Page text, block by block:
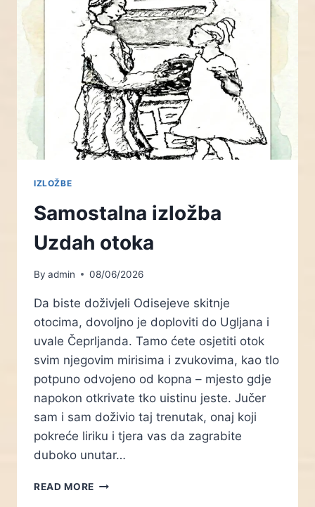
–
LIKOVNA
INTERPRETACIJA
STIHA
IZLOŽBE
Samostalna izložba
Uzdah otoka
By admin 08/06/2026
Da biste doživjeli Odisejeve skitnje
otocima, dovoljno je doploviti do Ugljana i
uvale Čeprljanda. Tamo ćete osjetiti otok
svim njegovim mirisima i zvukovima, kao tlo
potpuno odvojeno od kopna – mjesto gdje
napokon otkrivate tko uistinu jeste. Jučer
sam i sam doživio taj trenutak, onaj koji
pokreće liriku i tjera vas da zagrabite
duboko unutar…
READ MORE SAMOSTALNA